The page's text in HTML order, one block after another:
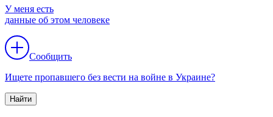
У меня есть
данные об этом человеке
Сообщить
Ищете пропавшего без вести на войне в Украине?
Найти